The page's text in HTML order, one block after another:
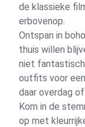
de klassieke
erbovenop.
Ontspan in
thuis willen
niet
outfits voor
daar overdag
Kom in de
op met